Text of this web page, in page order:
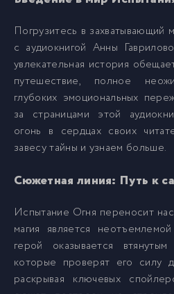
7 007.mp3
8 008.mp3
9 009.mp3
11
12 012.mp3
013.mp3
Погрузитесь в захватывающий
с аудиокнигой Анны
увлекательная история
путешествие, полное
глубоких эмоциональных
за страницами этой
огонь в сердцах своих
завесу тайны и узнаем больше.
Сюжетная линия: Путь к
Испытание Огня переносит
магия является
герой оказывается
которые проверят его силу
раскрывая ключевых